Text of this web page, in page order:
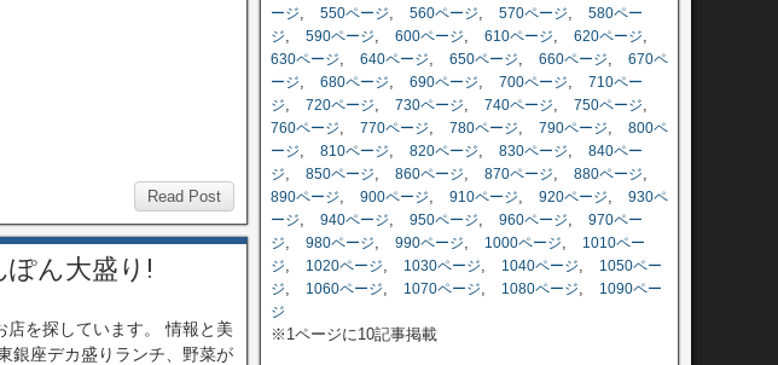
Read Post
ん大盛り!
を探しています。 情報と美
銀座デカ盛りランチ、野菜が
ージ, 550ページ, 560ページ, 570ページ, 580ペー
ジ, 590ページ, 600ページ, 610ページ, 620ページ,
630ページ, 640ページ, 650ページ, 660ページ, 670ペ
ージ, 680ページ, 690ページ, 700ページ, 710ペー
ジ, 720ページ, 730ページ, 740ページ, 750ページ,
760ページ, 770ページ, 780ページ, 790ページ, 800ペ
ージ, 810ページ, 820ページ, 830ページ, 840ペー
ジ, 850ページ, 860ページ, 870ページ, 880ページ,
890ページ, 900ページ, 910ページ, 920ページ, 930ペ
ージ, 940ページ, 950ページ, 960ページ, 970ペー
ジ, 980ページ, 990ページ, 1000ページ,
1010ペー
ジ, 1020ページ, 1030ページ, 1040ページ,
1050ペー
ジ, 1060ページ, 1070ページ, 1080ページ,
1090ペー
ジ
※1ページに10記事掲載